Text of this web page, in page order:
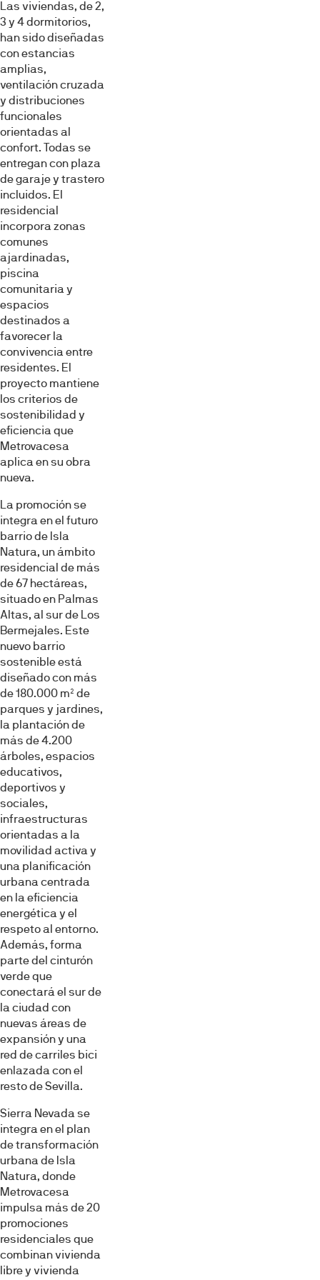
que les haya proporcionado o que hayan recopilado a
partir del uso que haya hecho de sus servicios.
Selección
de
consentimiento
Necesarias
Preferencias
Estadística
Las viviendas, de 2,
3 y 4 dormitorios,
han sido diseñadas
con estancias
amplias,
ventilación cruzada
y distribuciones
funcionales
orientadas al
confort. Todas se
entregan con plaza
de garaje y trastero
incluidos. El
residencial
incorpora zonas
comunes
ajardinadas,
piscina
comunitaria y
espacios
destinados a
favorecer la
convivencia entre
residentes. El
proyecto mantiene
los criterios de
sostenibilidad y
eficiencia que
Metrovacesa
aplica en su obra
nueva.
La promoción se
integra en el futuro
barrio de Isla
Natura, un ámbito
residencial de más
de 67 hectáreas,
situado en Palmas
Altas, al sur de Los
Bermejales. Este
nuevo barrio
sostenible está
diseñado con más
de 180.000 m² de
parques y jardines,
la plantación de
más de 4.200
árboles, espacios
educativos,
deportivos y
sociales,
infraestructuras
orientadas a la
movilidad activa y
una planificación
urbana centrada
en la eficiencia
energética y el
respeto al entorno.
Además, forma
parte del cinturón
verde que
conectará el sur de
la ciudad con
nuevas áreas de
expansión y una
red de carriles bici
enlazada con el
resto de Sevilla.
Sierra Nevada se
integra en el plan
de transformación
urbana de Isla
Natura, donde
Metrovacesa
impulsa más de 20
promociones
residenciales que
combinan vivienda
libre y vivienda